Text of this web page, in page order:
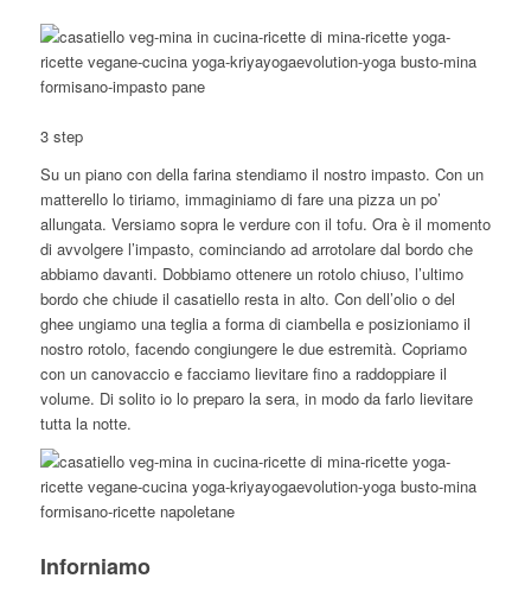
3 step
Su un piano con della farina stendiamo il nostro impasto. Con un
matterello lo tiriamo, immaginiamo di fare una pizza un po’
allungata. Versiamo sopra le verdure con il tofu. Ora è il momento
di avvolgere l’impasto, cominciando ad arrotolare dal bordo che
abbiamo davanti. Dobbiamo ottenere un rotolo chiuso, l’ultimo
bordo che chiude il casatiello resta in alto. Con dell’olio o del
ghee ungiamo una teglia a forma di ciambella e posizioniamo il
nostro rotolo, facendo congiungere le due estremità. Copriamo
con un canovaccio e facciamo lievitare fino a raddoppiare il
volume. Di solito io lo preparo la sera, in modo da farlo lievitare
tutta la notte.
Inforniamo